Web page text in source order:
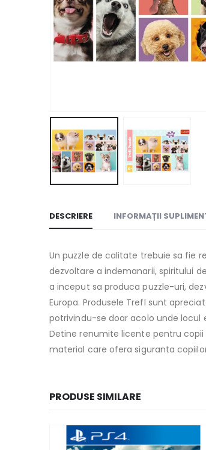
DESCRIERE INFORMAȚII
Un puzzle de calitate trebuie sa fie
dezvoltare a indemanarii, spiritului
a inceput sa produca puzzle-uri,
Europa. Produsele Trefl sunt
potrivindu-se doar acolo unde locul
Detine renumite licente pentru copii
material care ofera siguranta
PRODUSE SIMILARE